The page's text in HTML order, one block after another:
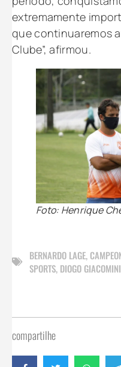
extremamente
que continuaremos
Clube”, afirmou.
Foto: Henrique
BERNARDO LAGE,
SPORTS, DIOGO GIACOMINI
compartilhe